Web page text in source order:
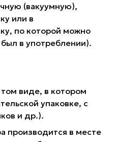
(вакуумную),
или в
по которой можно
был в употреблении).
виде, в котором
упаковке, с
и др.).
производится в месте